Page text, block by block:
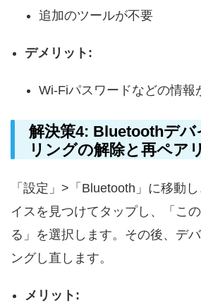
追加のツールが不要
デメリット:
Wi-Fiパスワードなどの情報
解決策4: Bluetoothデ
リングの解除と再ペア
「設定」>「Bluetooth」に移動
イスを見つけてタップし、「こ
る」を選択します。その後、デ
ングし直します。
メリット: